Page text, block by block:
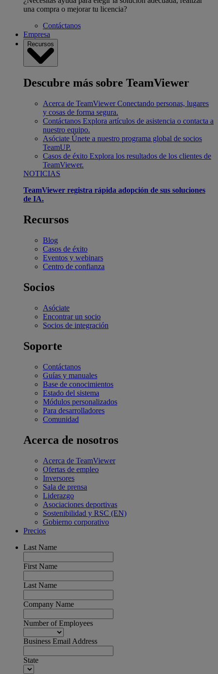
una compra o mejorar tu licencia?
Contáctanos
Empresa
Recursos
Descubre más sobre TeamViewer
Acerca de TeamViewer Conectando personas, lugares
y cosas de forma segura.
Contáctanos Explora artículos de asistencia o contacta a
nuestro equipo.
Asóciate Únete a nuestro programa global de socios
TeamUP.
Casos de éxito Explora los resultados de los clientes de
TeamViewer.
NOTICIAS
TeamViewer registra rápida adopción de sus soluciones
de IA.
Recursos
Blog
Casos de éxito
Eventos y webinars
Centro de confianza
Socios
Asóciate
Encontrar un socio
Socios de integración
Soporte
Contáctanos
Guías y manuales
Base de conocimientos
Estado del sistema
Módulos personalizados
Para desarrolladores
Comunidad
Acerca de nosotros
Acerca de TeamViewer
Ofertas de empleo
Inversores
Sala de prensa
Liderazgo
Asociaciones deportivas
Sostenibilidad y RSC (EN)
Gobierno corporativo
Precios
Last Name
First Name
Last Name
Company Name
Number of Employees
Business Email Address
State